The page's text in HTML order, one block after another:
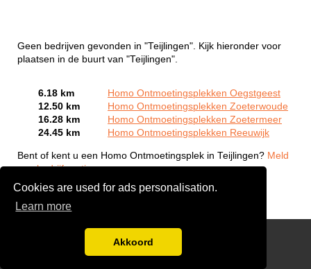
Cookies are used for ads personalisation.
Learn more
Akkoord
Geen bedrijven gevonden in "Teijlingen". Kijk hieronder voor
plaatsen in de buurt van "Teijlingen".
6.18 km
Homo Ontmoetingsplekken Oegstgeest
12.50 km
Homo Ontmoetingsplekken Zoeterwoude
16.28 km
Homo Ontmoetingsplekken Zoetermeer
24.45 km
Homo Ontmoetingsplekken Reeuwijk
Bent of kent u een Homo Ontmoetingsplek in Teijlingen? Meld
een bedrijf gratis aan